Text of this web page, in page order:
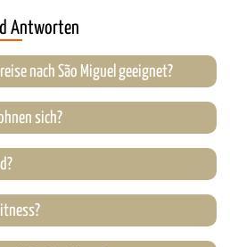
Antworten
nach São Miguel geeignet?
sich?